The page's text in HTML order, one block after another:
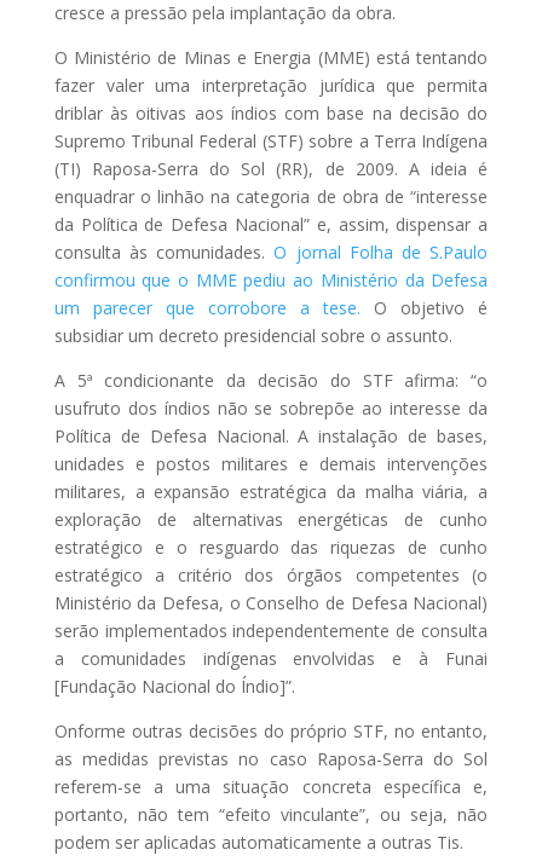
cresce a pressão pela implantação da obra.
O Ministério de Minas e Energia (MME) está tentando
fazer valer uma interpretação jurídica que permita
driblar às oitivas aos índios com base na decisão do
Supremo Tribunal Federal (STF) sobre a Terra Indígena
(TI) Raposa-Serra do Sol (RR), de 2009. A ideia é
enquadrar o linhão na categoria de obra de “interesse
da Política de Defesa Nacional” e, assim, dispensar a
consulta às comunidades.O jornal Folha de S.Paulo
confirmou que o MME pediu ao Ministério da Defesa
um parecer que corrobore a tese. O objetivo é
subsidiar um decreto presidencial sobre o assunto.
A 5ª condicionante da decisão do STF afirma: “o
usufruto dos índios não se sobrepõe ao interesse da
Política de Defesa Nacional. A instalação de bases,
unidades e postos militares e demais intervenções
militares, a expansão estratégica da malha viária, a
exploração de alternativas energéticas de cunho
estratégico e o resguardo das riquezas de cunho
estratégico a critério dos órgãos competentes (o
Ministério da Defesa, o Conselho de Defesa Nacional)
serão implementados independentemente de consulta
a comunidades indígenas envolvidas e à Funai
[Fundação Nacional do Índio]”.
Onforme outras decisões do próprio STF, no entanto,
as medidas previstas no caso Raposa-Serra do Sol
referem-se a uma situação concreta específica e,
portanto, não tem “efeito vinculante”, ou seja, não
podem ser aplicadas automaticamente a outras Tis.